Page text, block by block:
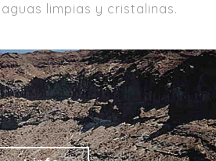
limpias y cristalinas.